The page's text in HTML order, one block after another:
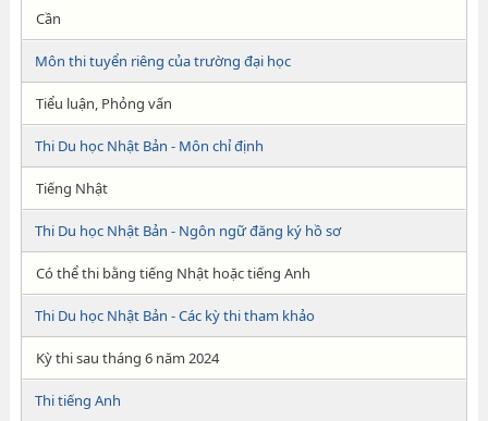
Cần
Môn thi tuyển riêng của trường đại học
Tiểu luận, Phỏng vấn
Thi Du học Nhật Bản - Môn chỉ định
Tiếng Nhật
Thi Du học Nhật Bản - Ngôn ngữ đăng ký hồ sơ
Có thể thi bằng tiếng Nhật hoặc tiếng Anh
Thi Du học Nhật Bản - Các kỳ thi tham khảo
Kỳ thi sau tháng 6 năm 2024
Thi tiếng Anh